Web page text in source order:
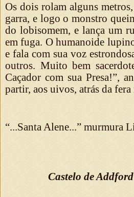
Os dois rolam alguns
garra, e logo o monstro
do lobisomem, e lança um
em fuga. O humanoide
e fala com sua voz
outros. Muito bem
Caçador com sua Presa!”,
partir, aos uivos, atrás da fera
“...Santa Alene...” murmura
Castelo de